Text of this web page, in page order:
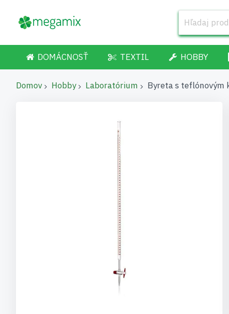
DOMÁCNOSŤ TEXTIL HOBBY
Domov Hobby Laboratórium Byreta s teflónovým